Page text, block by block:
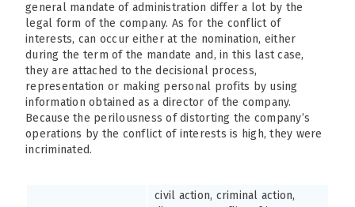
general mandate of administration differ a lot by the
legal form of the company. As for the conflict of
interests, can occur either at the nomination, either
during the term of the mandate and, in this last case,
they are attached to the decisional process,
representation or making personal profits by using
information obtained as a director of the company.
Because the perilousness of distorting the company’s
operations by the conflict of interests is high, they were
incriminated.
civil action, criminal action,